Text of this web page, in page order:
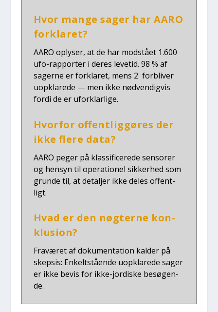
Hvor man­ge sager har AARO
for­kla­ret?
AARO oply­ser, at de har mod­stået 1.600
ufo-rap­por­ter i deres leve­tid. 98 % af
sager­ne er for­kla­ret, mens 2 for­bli­ver
uopkla­re­de — men ikke nød­ven­dig­vis
for­di de er ufor­klar­li­ge.
Hvor­for offent­lig­gø­res der
ikke fle­re data?
AARO peger på klas­si­fi­ce­re­de sen­so­rer
og hen­syn til ope­ra­tio­nel sik­ker­hed som
grun­de til, at detal­jer ikke deles offent­
ligt.
Hvad er den nøg­ter­ne kon­
klu­sion?
Fra­væ­ret af doku­men­ta­tion kal­der på
skep­sis: Enkelt­stå­en­de uopkla­re­de sager
er ikke bevis for ikke-jor­di­ske besø­gen­
de.